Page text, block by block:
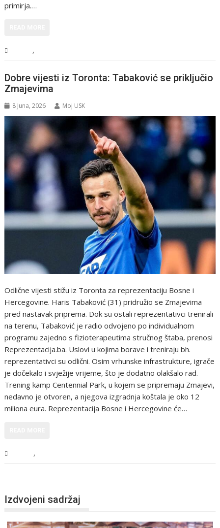
primirja.…
,
Dobre vijesti iz Toronta: Tabaković se priključio
Zmajevima
8 Juna, 2026 Moj USK
Odlične vijesti stižu iz Toronta za reprezentaciju Bosne i
Hercegovine. Haris Tabaković (31) pridružio se Zmajevima
pred nastavak priprema. Dok su ostali reprezentativci trenirali
na terenu, Tabaković je radio odvojeno po individualnom
programu zajedno s fizioterapeutima stručnog štaba, prenosi
Reprezentacija.ba. Uslovi u kojima borave i treniraju bh.
reprezentativci su odlični. Osim vrhunske infrastrukture, igrače
je dočekalo i svježije vrijeme, što je dodatno olakšalo rad.
Trening kamp Centennial Park, u kojem se pripremaju Zmajevi,
nedavno je otvoren, a njegova izgradnja koštala je oko 12
miliona eura. Reprezentacija Bosne i Hercegovine će…
,
Izdvojeni sadržaj